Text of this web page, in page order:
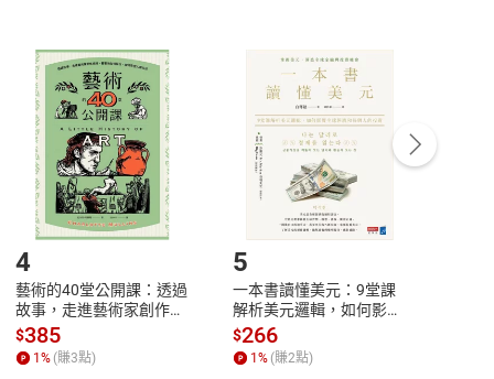
有形媒介提供之數位內容，消費者同意若訂購後
點選「瀏覽訂單明細」
「申請取消訂單/ 退
貨。
付款方式
Payment
完成訂單
Complete
號，下載書籍後看書
4
藝術的40堂公開課：透過
故事，走進藝術家創作現
場，看藝術如何誕生、如
何形塑人類生活【電子
書】
$385
1% (賺3點)
5
一本書讀懂美元：9堂課
解析美元邏輯，如何影響
全球經濟和每個人的投資
【電子書】
$266
1% (賺2點)